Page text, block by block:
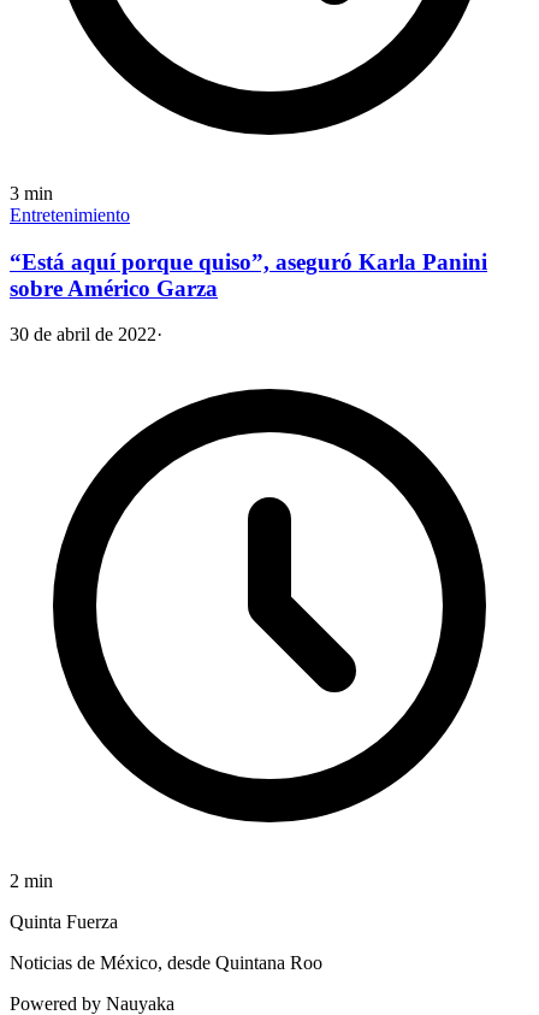
3 min
Entretenimiento
“Está aquí porque quiso”, aseguró Karla Panini
sobre Américo Garza
30 de abril de 2022·
2 min
Quinta Fuerza
Noticias de México, desde Quintana Roo
Powered by Nauyaka